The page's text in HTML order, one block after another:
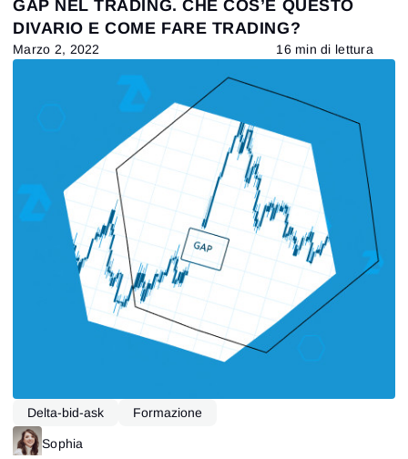
GAP NEL TRADING. CHE COS’È QUESTO
DIVARIO E COME FARE TRADING?
Marzo 2, 2022 16 min di lettura
Delta-bid-ask Formazione
Sophia
Non hai un account?Registrati
Hai già un account? Accedi